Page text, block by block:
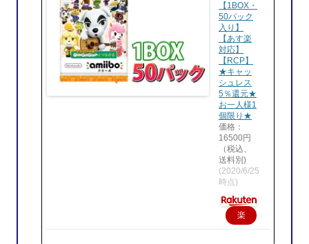
【1BOX・
50パック
入り】
【あす楽
対応】
【RCP】
★キャッ
シュレス
5％還元★
お一人様1
個限り★
価格：
16500円
（税込、
送料別)
(2020/6/25
時点)
楽